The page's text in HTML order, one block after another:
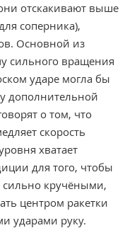
отскакивают выше
соперника),
Основной из
сильного вращения
ударе могла бы
дополнительной
о том, что
скорость
хватает
для того, чтобы
кручёными,
центром ракетки
ударами руку.